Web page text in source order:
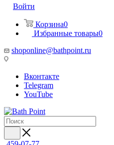
Войти
Корзина0
Избранные товары0
shoponline@bathpoint.ru
Вконтакте
Telegram
YouTube